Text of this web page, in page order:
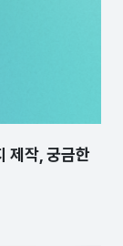
제작, 궁금한